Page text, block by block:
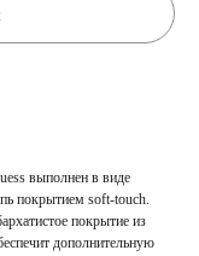
выполнен в виде
покрытием soft-touch.
покрытие из
дополнительную